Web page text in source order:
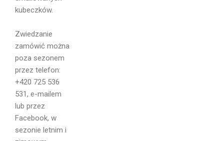
kubeczków.
Zwiedzanie
zamówić można
poza sezonem
przez telefon:
+420 725 536
531, e-mailem
lub przez
Facebook, w
sezonie letnim i
Nazwisko
Email